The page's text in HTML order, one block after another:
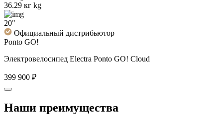
36.29 кг kg
20"
Официальный дистрибьютор
Ponto GO!
Электровелосипед Electra Ponto GO! Cloud
399 900 ₽
Наши преимущества